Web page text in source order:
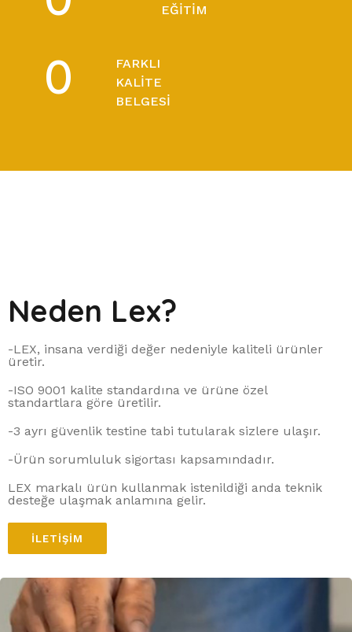
EĞITIM
0
FARKLI
KALITE
BELGESI
Neden Lex?
-LEX, insana verdiği değer nedeniyle kaliteli ürünler
üretir.
-ISO 9001 kalite standardına ve ürüne özel
standartlara göre üretilir.
-3 ayrı güvenlik testine tabi tutularak sizlere ulaşır.
-Ürün sorumluluk sigortası kapsamındadır.
LEX markalı ürün kullanmak istenildiği anda teknik
desteğe ulaşmak anlamına gelir.
İLETIŞIM